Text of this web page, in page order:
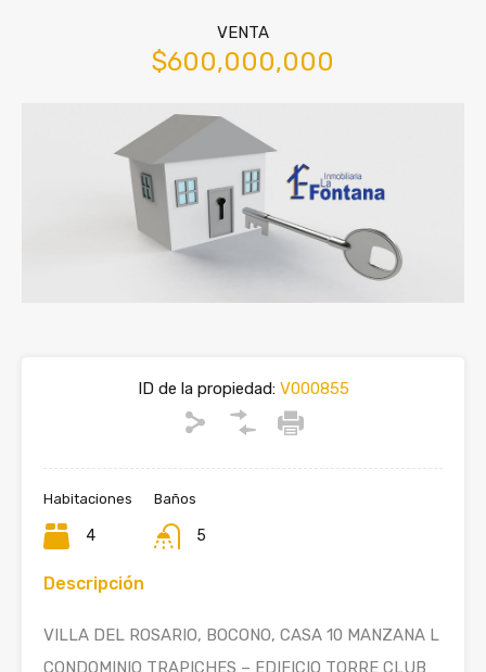
VENTA
$600,000,000
ID de la propiedad:V000855
Habitaciones
4
Baños
5
Descripción
VILLA DEL ROSARIO, BOCONO, CASA 10 MANZANA L
CONDOMINIO TRAPICHES – EDIFICIO TORRE CLUB